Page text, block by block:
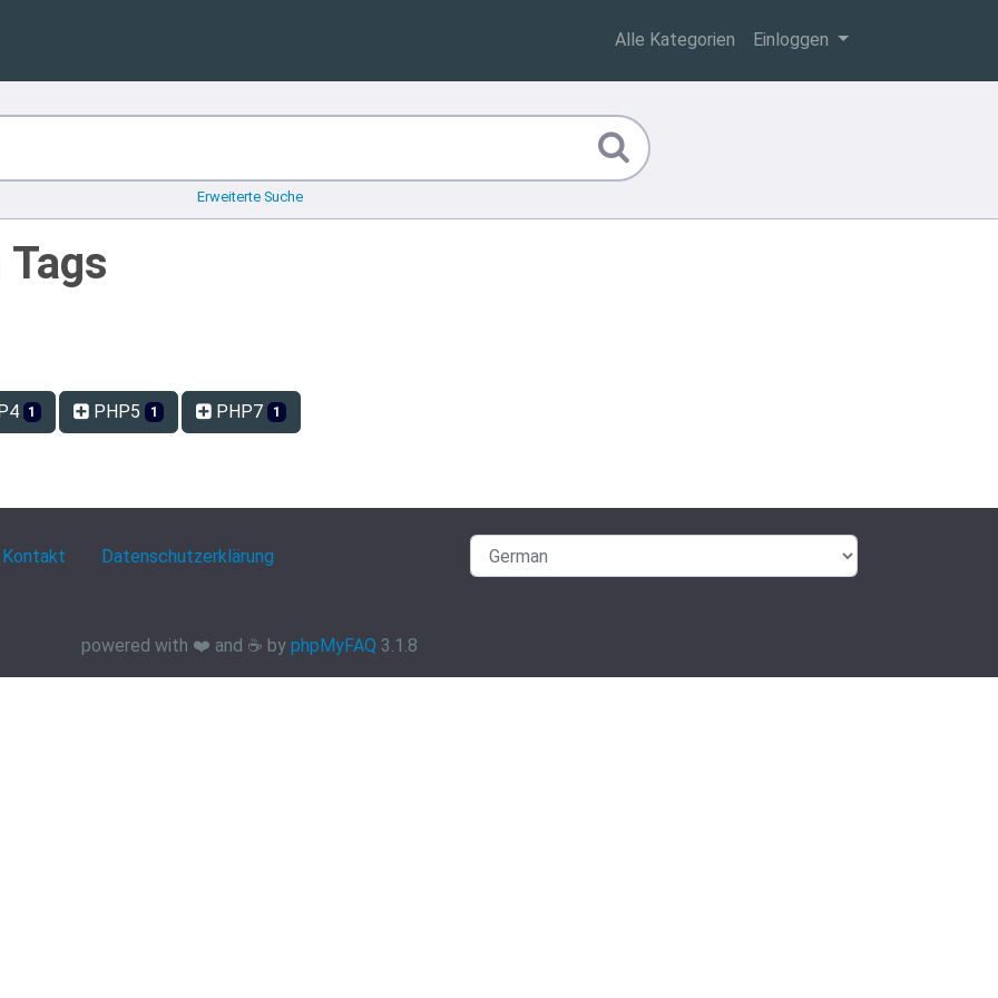
Alle Kategorien Einloggen
Erweiterte Suche
1 PHP5 1 PHP7 1
Kontakt Datenschutzerklärung
powered with ❤️ and ☕️ by phpMyFAQ 3.1.8